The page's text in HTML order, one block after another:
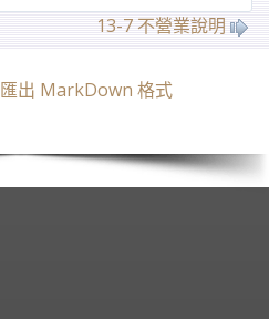
13-7 不營業說明
匯出 MarkDown 格式